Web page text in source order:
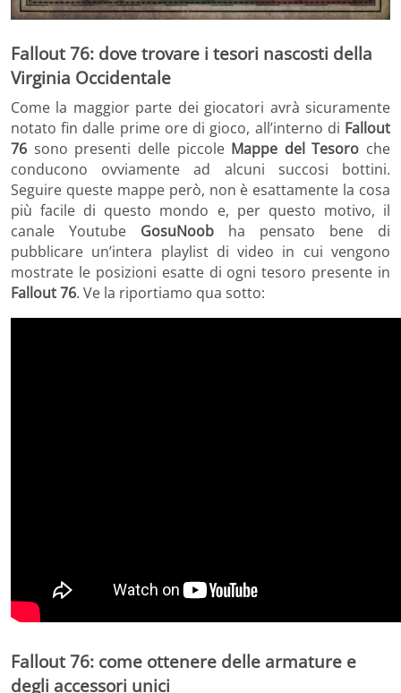
Fallout 76: dove trovare i tesori nascosti della
Virginia Occidentale
Come la maggior parte dei giocatori avrà sicuramente
notato fin dalle prime ore di gioco, all’interno di Fallout
76 sono presenti delle piccole Mappe del Tesoro che
conducono ovviamente ad alcuni succosi bottini.
Seguire queste mappe però, non è esattamente la cosa
più facile di questo mondo e, per questo motivo, il
canale Youtube GosuNoob ha pensato bene di
pubblicare un’intera playlist di video in cui vengono
mostrate le posizioni esatte di ogni tesoro presente in
Fallout 76. Ve la riportiamo qua sotto:
Fallout 76: come ottenere delle armature e
degli accessori unici